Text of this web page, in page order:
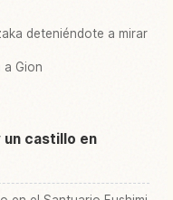
deteniéndote a mirar
a Gion
un castillo en